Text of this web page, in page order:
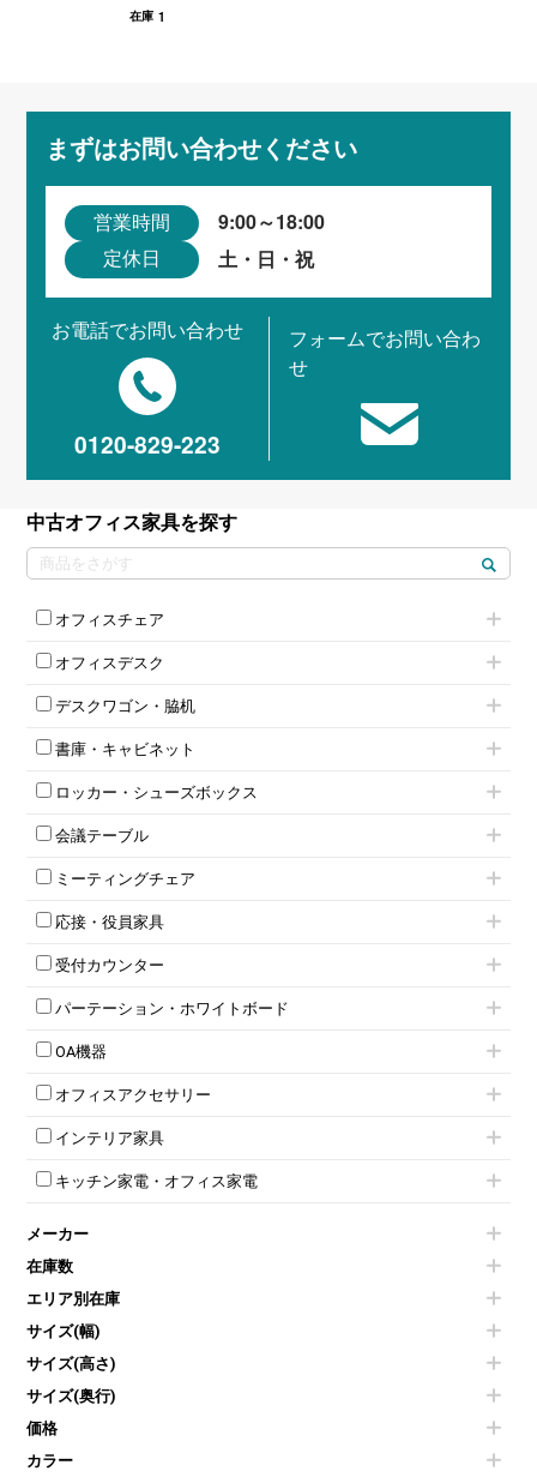
在庫 1
まずはお問い合わせください
営業時間 9:00～18:00
定休日 土・日・祝
お電話でお問い合わせ
0120-829-223
フォームでお問い合わ
せ
中古オフィス家具を探す
オフィスチェア
肘無しチェア
役員チェア
高級チェア（多機能チェア）
オフィスチェアその他
オフィスデスク
フリーアドレスデスク（ベンチデスク）
昇降デスク
オフィスデスクその他
両袖机
デスクワゴン・脇机
インワゴン2段
インワゴン3段
脇机
ワゴンその他
書庫・キャビネット
ハイキャビネット
ローキャビネット
両開きキャビネット
スチールキャビネット
上下連結キャビネット
軽量ラック（スチールラック）
収納家具その他
両開書庫
ラテラル書庫
ロッカー・シューズボックス
1人用ロッカー
2人用ロッカー
3人用ロッカー
4人用ロッカー
5人用ロッカー
8人用ロッカー
多人数ロッカー
ダイヤル錠ロッカー
ダイヤル錠ロッカー
ワードローブ・クローゼット
会議テーブル
スタッキングテーブル
ネスティングテーブル
幕板付テーブル
カウンターテーブル
T字脚テーブル
会議テーブルW1200～
会議テーブルW1800～
平行スタックテーブル
会議テーブルその他
ミーティングチェア
キャスター付きミーティングチェア
スタッキングミーティングチェア
テーブル付きミーティングチェア
ネスティングミーティングチェア
折りたたみミーティングチェア
ハイチェア
ミーティングチェアその他
応接・役員家具
応接セット
応接ソファ
応接チェア
応接テーブル
応接・役員家具その他
受付カウンター
ローカウンター
ラウンジカウンター
受付カウンターその他
パーテーション・ホワイトボード
パーテーション
自立タイプパーテーション
パーテーションその他
脚付ホワイトボード
壁掛けホワイトボード
ホワイトボードその他
OA機器
電話機（ビジネスフォン）
シュレッダー
プロジェクター
スクリーン
その他OA機器
オフィスアクセサリー
チェア用台車
演台・講演台・演説台
防音パネル
個室ブース
コートハンガー・ポールハンガー
傘立て
食器棚・キッチンキャビネット
カタログスタンド
オフィスアクセサリーその他
インテリア家具
モールドチェア
ダイニングチェア
カウンターテーブル
センターテーブル・サイドテーブル
ベンチ・スツール
ソファ
シェルフ
ダストボックス（ゴミ箱）
インテリア家具その他
キッチン家電・オフィス家電
冷蔵庫・洗濯機
空気清浄機・加湿器
液晶テレビ・モニター類
エアコン
掃除機
季節家電
メーカー
在庫数
エリア別在庫
サイズ(幅)
サイズ(高さ)
サイズ(奥行)
価格
カラー